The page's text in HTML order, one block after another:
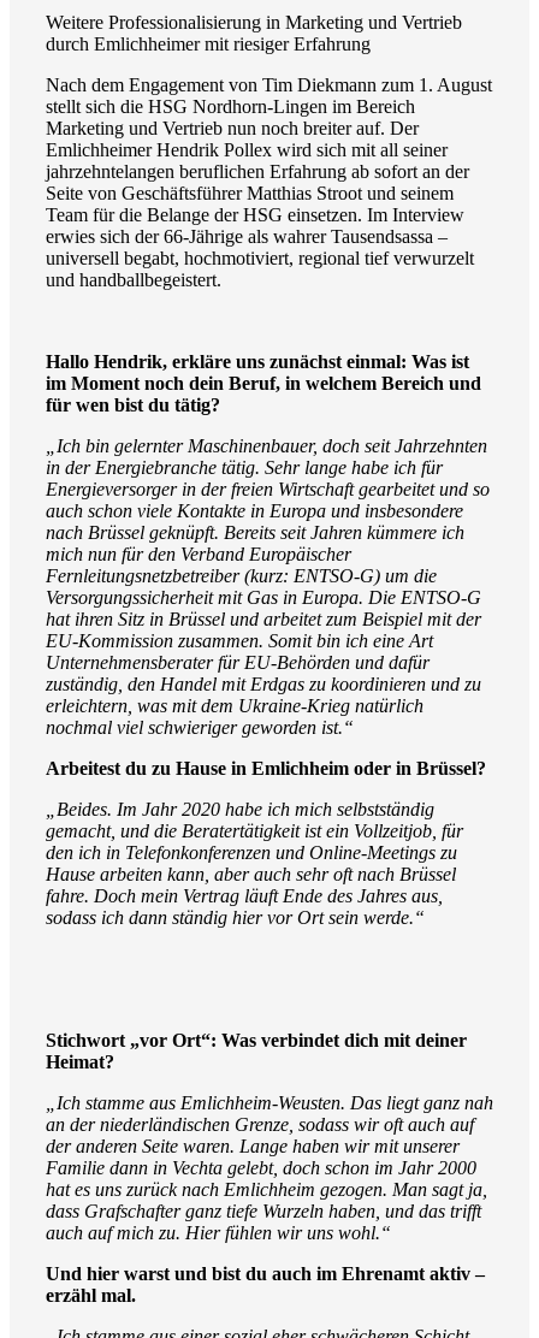
Weitere Professionalisierung in Marketing und Vertrieb
durch Emlichheimer mit riesiger Erfahrung
Nach dem Engagement von Tim Diekmann zum 1. August
stellt sich die HSG Nordhorn-Lingen im Bereich
Marketing und Vertrieb nun noch breiter auf. Der
Emlichheimer Hendrik Pollex wird sich mit all seiner
jahrzehntelangen beruflichen Erfahrung ab sofort an der
Seite von Geschäftsführer Matthias Stroot und seinem
Team für die Belange der HSG einsetzen. Im Interview
erwies sich der 66-Jährige als wahrer Tausendsassa –
universell begabt, hochmotiviert, regional tief verwurzelt
und handballbegeistert.
Hallo Hendrik, erkläre uns zunächst einmal: Was ist
im Moment noch dein Beruf, in welchem Bereich und
für wen bist du tätig?
„Ich bin gelernter Maschinenbauer, doch seit Jahrzehnten
in der Energiebranche tätig. Sehr lange habe ich für
Energieversorger in der freien Wirtschaft gearbeitet und so
auch schon viele Kontakte in Europa und insbesondere
nach Brüssel geknüpft. Bereits seit Jahren kümmere ich
mich nun für den Verband Europäischer
Fernleitungsnetzbetreiber (kurz: ENTSO-G) um die
Versorgungssicherheit mit Gas in Europa. Die ENTSO-G
hat ihren Sitz in Brüssel und arbeitet zum Beispiel mit der
EU-Kommission zusammen. Somit bin ich eine Art
Unternehmensberater für EU-Behörden und dafür
zuständig, den Handel mit Erdgas zu koordinieren und zu
erleichtern, was mit dem Ukraine-Krieg natürlich
nochmal viel schwieriger geworden ist.“
Arbeitest du zu Hause in Emlichheim oder in Brüssel?
„Beides. Im Jahr 2020 habe ich mich selbstständig
gemacht, und die Beratertätigkeit ist ein Vollzeitjob, für
den ich in Telefonkonferenzen und Online-Meetings zu
Hause arbeiten kann, aber auch sehr oft nach Brüssel
fahre. Doch mein Vertrag läuft Ende des Jahres aus,
sodass ich dann ständig hier vor Ort sein werde.“
Stichwort „vor Ort“: Was verbindet dich mit deiner
Heimat?
„Ich stamme aus Emlichheim-Weusten. Das liegt ganz nah
an der niederländischen Grenze, sodass wir oft auch auf
der anderen Seite waren. Lange haben wir mit unserer
Familie dann in Vechta gelebt, doch schon im Jahr 2000
hat es uns zurück nach Emlichheim gezogen. Man sagt ja,
dass Grafschafter ganz tiefe Wurzeln haben, und das trifft
auch auf mich zu. Hier fühlen wir uns wohl.“
Und hier warst und bist du auch im Ehrenamt aktiv –
erzähl mal.